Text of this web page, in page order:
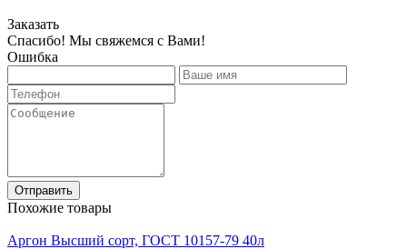
Заказать
Спасибо! Мы свяжемся с Вами!
Ошибка
Отправить
Похожие товары
Аргон Высший сорт, ГОСТ 10157-79 40л